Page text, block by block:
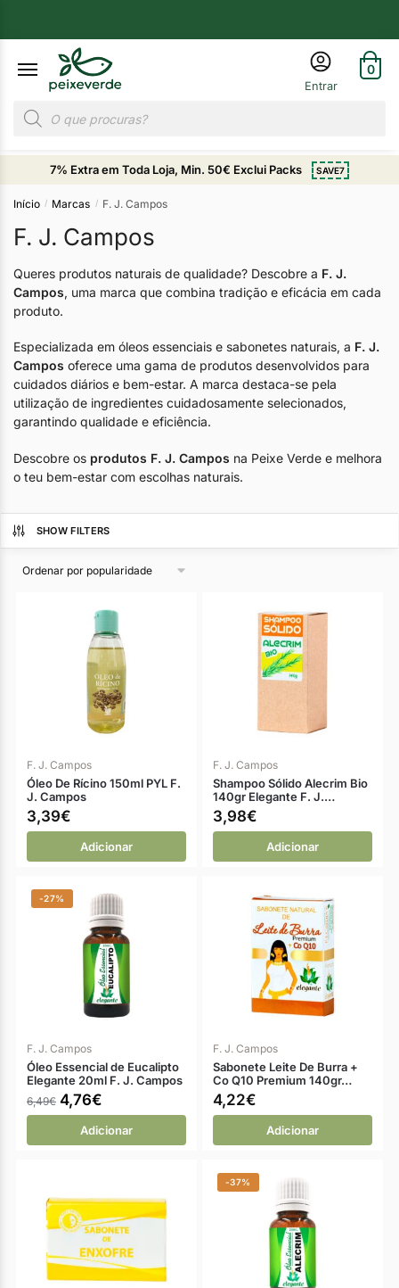
0
7% Extra em Toda Loja, Min. 50€ Exclui Packs SAVE7
Início / Marcas / F. J. Campos
F. J. Campos
Queres produtos naturais de qualidade? Descobre a F. J.
Campos, uma marca que combina tradição e eficácia em cada
produto.
Especializada em óleos essenciais e sabonetes naturais, a F. J.
Campos oferece uma gama de produtos desenvolvidos para
cuidados diários e bem-estar. A marca destaca-se pela
utilização de ingredientes cuidadosamente selecionados,
garantindo qualidade e eficiência.
Descobre os produtos F. J. Campos na Peixe Verde e melhora
o teu bem-estar com escolhas naturais.
SHOW FILTERS
F. J. Campos
Óleo De Rícino 150ml PYL F.
J. Campos
3,39€
Adicionar
F. J. Campos
Shampoo Sólido Alecrim Bio
140gr Elegante F. J.…
3,98€
Adicionar
-27%
F. J. Campos
Óleo Essencial de Eucalipto
Elegante 20ml F. J. Campos
6,49€ 4,76€
Adicionar
F. J. Campos
Sabonete Leite De Burra +
Co Q10 Premium 140gr…
4,22€
Adicionar
-37%